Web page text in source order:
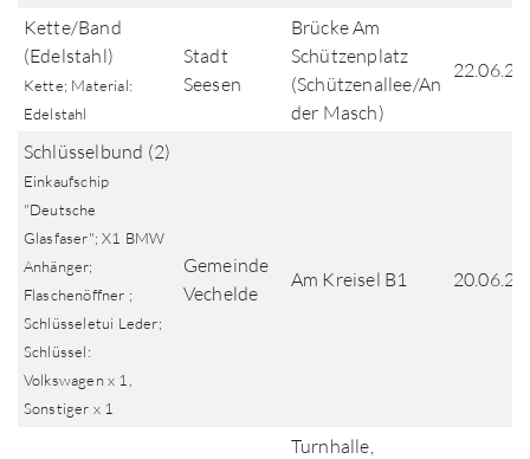
Kette/Band
(Edelstahl)
Kette; Material:
Edelstahl
Stadt
Seesen
Brücke Am
Schützenplatz
(Schützenallee/An
der Masch)
Schlüsselbund (2)
Einkaufschip
"Deutsche
Glasfaser"; X1 BMW
Anhänger;
Flaschenöffner ;
Schlüsseletui Leder;
Schlüssel:
Volkswagen x 1,
Sonstiger x 1
Gemeinde
Vechelde
Am Kreisel B1
Turnhalle,